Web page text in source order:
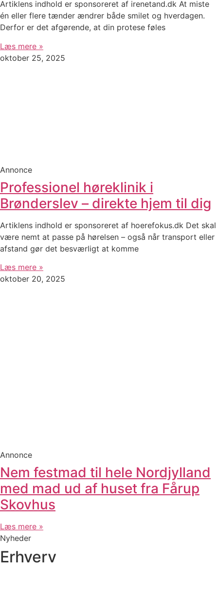
Artiklens indhold er sponsoreret af irenetand.dk At miste
én eller flere tænder ændrer både smilet og hverdagen.
Derfor er det afgørende, at din protese føles
Læs mere »
oktober 25, 2025
Annonce
Professionel høreklinik i
Brønderslev – direkte hjem til dig
Artiklens indhold er sponsoreret af hoerefokus.dk Det skal
være nemt at passe på hørelsen – også når transport eller
afstand gør det besværligt at komme
Læs mere »
oktober 20, 2025
Annonce
Nem festmad til hele Nordjylland
med mad ud af huset fra Fårup
Skovhus
Læs mere »
Nyheder
Erhverv